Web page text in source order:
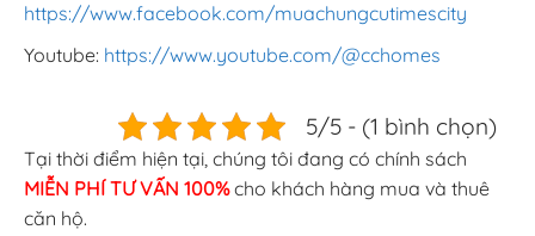
https://www.facebook.com/muachungcutimescity
Youtube: https://www.youtube.com/@cchomes
5/5 - (1 bình chọn)
Tại thời điểm hiện tại, chúng tôi đang có chính sách
MIỄN PHÍ TƯ VẤN 100%cho khách hàng mua và thuê
căn hộ.